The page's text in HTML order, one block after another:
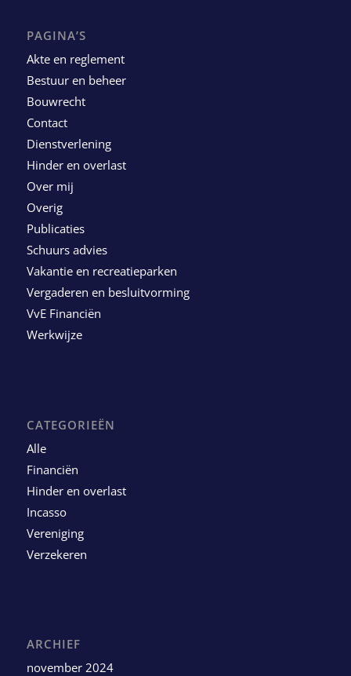
PAGINA’S
Akte en reglement
Bestuur en beheer
Bouwrecht
Contact
Dienstverlening
Hinder en overlast
Over mij
Overig
Publicaties
Schuurs advies
Vakantie en recreatieparken
Vergaderen en besluitvorming
VvE Financiën
Werkwijze
CATEGORIEËN
Alle
Financiën
Hinder en overlast
Incasso
Vereniging
Verzekeren
ARCHIEF
november 2024